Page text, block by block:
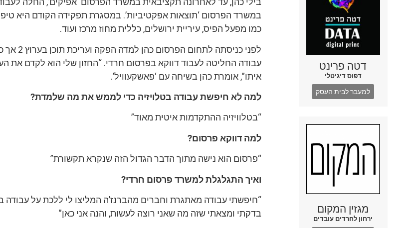
דטה פרינט
דפוס דיגיטלי
למעבר לבית העסק
מגזין המקום
ירחון לחרדים עובדים
במשרד הפרסום ‘תוצאות אפקטיביות’. במסגרת תפקידה הקודם היא
כמו מפעל הפיס, עיריית ירושלים, כללית מחוז מרכז ועוד.
לפני כניסתה
עבודה החליטה לעבוד דווקא בפרסום חרדי. “החזון שלי הוא לקדם את
איתו”, אומרת כהן בשיחה עם ‘פאשקעוויל’.
למה לא חיפשת עבודה בטלויזיה כדי לממש את מה שלמדת?
“בטלוויזיה ההתקדמות איטית מאוד”
למה דווקא פרסום?
“פרסום הוא נישה מתוך הדבר הגדול הזה שנקרא תקשורת”
ואיך התגלגלת למשרד פרסום חרדי?
“חיפשתי עבודה מאתגרת וחברים מהברנז’ה המליצו לי ללכת על
בדקתי ומצאתי שזה מה שאני רוצה לעשות, והנה אני כאן”